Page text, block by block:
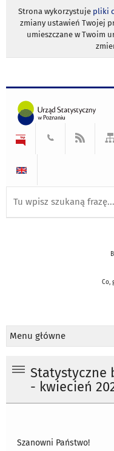
Strona wykorzystuje pliki
zmiany ustawień Twojej
umieszczane w Twoim
Co,
Menu główne
Statystyczne
- kwiecień
Szanowni Państwo!